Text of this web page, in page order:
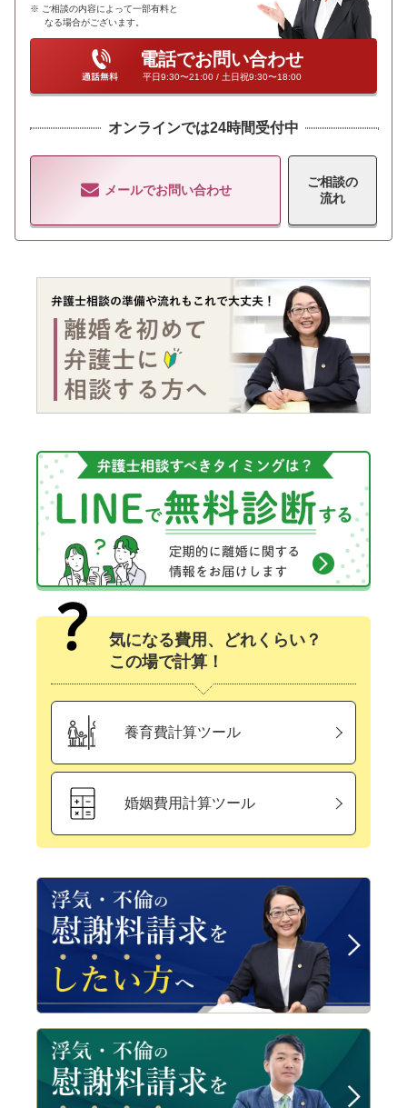
ご相談の内容によって一部有料と
なる場合がございます。
電話でお問い合わせ
平日9:30〜21:00 / 土日祝9:30〜18:00
オンラインでは24時間受付中
メールでお問い合わせ
ご相談の
流れ
気になる費用、どれくらい？
この場で計算！
養育費計算ツール
婚姻費用計算ツール